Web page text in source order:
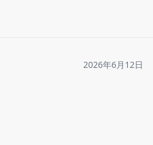
2026年6月12日